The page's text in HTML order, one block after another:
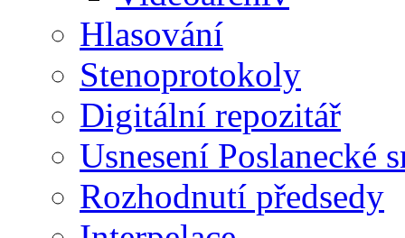
Hlasování
Stenoprotokoly
Digitální repozitář
Usnesení Poslanecké
Rozhodnutí předsedy